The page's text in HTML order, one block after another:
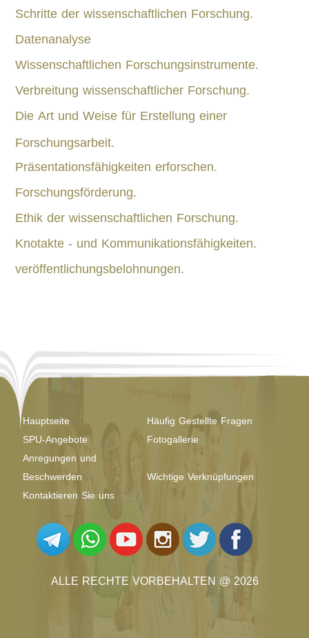
Schritte der wissenschaftlichen Forschung.
Datenanalyse
Wissenschaftlichen Forschungsinstrumente.
Verbreitung wissenschaftlicher Forschung.
Die Art und Weise für Erstellung einer
Forschungsarbeit.
Präsentationsfähigkeiten erforschen.
Forschungsförderung.
Ethik der wissenschaftlichen Forschung.
Knotakte - und Kommunikationsfähigkeiten.
veröffentlichungsbelohnungen.
Hauptseite
Häufig Gestellte Fragen
SPU-Angebote
Fotogallerie
Anregungen und
Beschwerden
Wichtige Verknüpfungen
Kontaktieren Sie uns
ALLE RECHTE VORBEHALTEN @ 2026